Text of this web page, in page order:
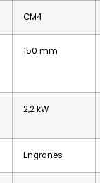
CM4
150 mm
2,2 kW
Engranes